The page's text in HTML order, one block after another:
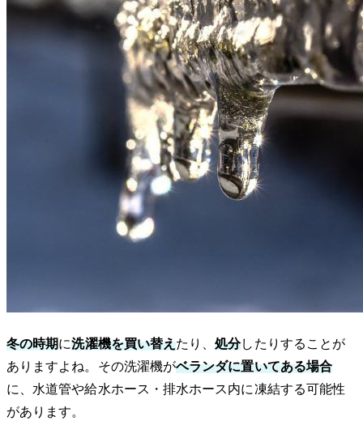
冬の時期に洗濯機を買い替えたり、処分したりすることが
ありますよね。その洗濯機がベランダに置いてある場合
に、水道管や給水ホース・排水ホース内に凍結する可能性
があります。